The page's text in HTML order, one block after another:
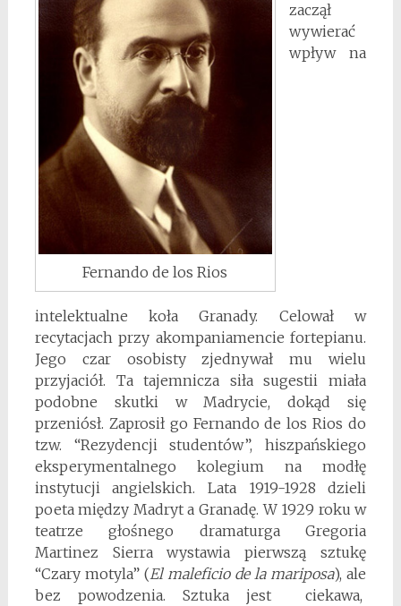
Fernando de los Rios
zaczął
wywierać
wpływ na
intelektualne koła Granady. Celował w
recytacjach przy akompaniamencie fortepianu.
Jego czar osobisty zjednywał mu wielu
przyjaciół. Ta tajemnicza siła sugestii miała
podobne skutki w Madrycie, dokąd się
przeniósł. Zaprosił go Fernando de los Rios do
tzw. “Rezydencji studentów”, hiszpańskiego
eksperymentalnego kolegium na modłę
instytucji angielskich. Lata 1919-1928 dzieli
poeta między Madryt a Granadę. W 1929 roku w
teatrze głośnego dramaturga Gregoria
Martinez Sierra wystawia pierwszą sztukę
“Czary motyla” (El maleficio de la mariposa), ale
bez powodzenia. Sztuka jest ciekawa,